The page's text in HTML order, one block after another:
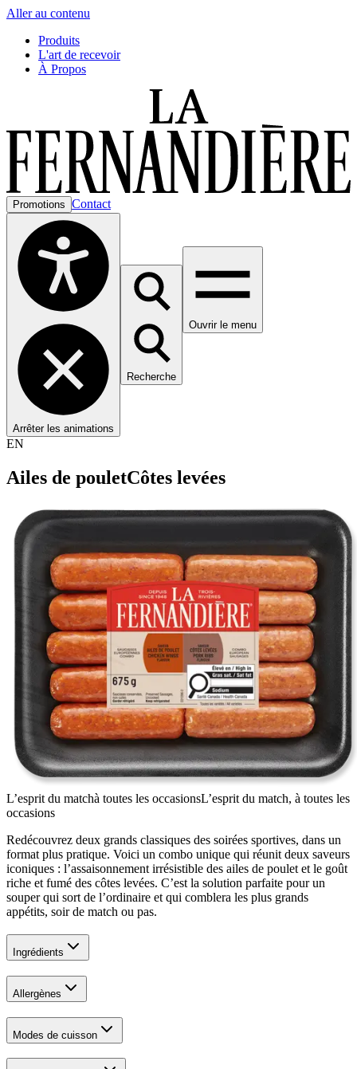
Aller au contenu
Produits
L'art de recevoir
À Propos
Promotions Contact
Arrêter les animations
Recherche
Ouvrir le menu
EN
Ailes de pouletCôtes levées
L’esprit du matchà toutes les occasionsL’esprit du match, à toutes les
occasions
Redécouvrez deux grands classiques des soirées sportives, dans un
format plus pratique. Voici un combo unique qui réunit deux saveurs
iconiques : l’assaisonnement irrésistible des ailes de poulet et le goût
riche et fumé des côtes levées. C’est la solution parfaite pour un
souper qui sort de l’ordinaire et qui comblera les plus grands
appétits, soir de match ou pas.
Ingrédients
Allergènes
Modes de cuisson